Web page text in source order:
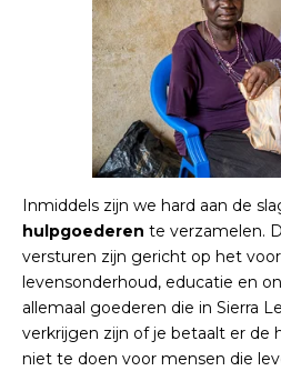
Inmiddels zijn we hard aan de
hulpgoederen te verzamelen.
versturen zijn gericht op het
levensonderhoud, educatie en
allemaal goederen die in Sierra
verkrijgen zijn of je betaalt er de
niet te doen voor mensen die